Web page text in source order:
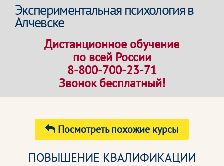
Экспериментальная психология в
Алчевске
Дистанционное обучение
по всей России
8-800-700-23-71
Звонок бесплатный!
Посмотреть похожие курсы
ПОВЫШЕНИЕ КВАЛИФИКАЦИИ